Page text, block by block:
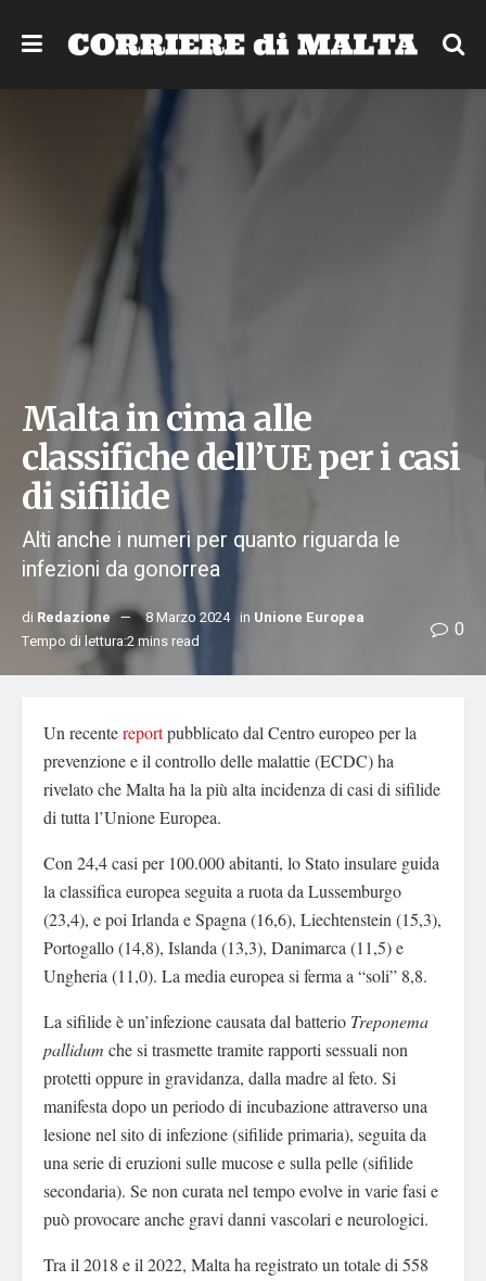
Malta in cima alle
classifiche dell’UE per i casi
di sifilide
Alti anche i numeri per quanto riguarda le
infezioni da gonorrea
di Redazione 8 Marzo 2024 in Unione Europea
Tempo di lettura:2 mins read
0
Un recentereportpubblicato dal Centro europeo per la
prevenzione e il controllo delle malattie (ECDC) ha
rivelato che Malta ha la più alta incidenza di casi di sifilide
di tutta l’Unione Europea.
Con 24,4 casi per 100.000 abitanti, lo Stato insulare guida
la classifica europea seguita a ruota da Lussemburgo
(23,4), e poi Irlanda e Spagna (16,6), Liechtenstein (15,3),
Portogallo (14,8), Islanda (13,3), Danimarca (11,5) e
Ungheria (11,0). La media europea si ferma a “soli” 8,8.
La sifilide è un’infezione causata dal batterio Treponema
pallidum che si trasmette tramite rapporti sessuali non
protetti oppure in gravidanza, dalla madre al feto. Si
manifesta dopo un periodo di incubazione attraverso una
lesione nel sito di infezione (sifilide primaria), seguita da
una serie di eruzioni sulle mucose e sulla pelle (sifilide
secondaria). Se non curata nel tempo evolve in varie fasi e
può provocare anche gravi danni vascolari e neurologici.
Tra il 2018 e il 2022, Malta ha registrato un totale di 558